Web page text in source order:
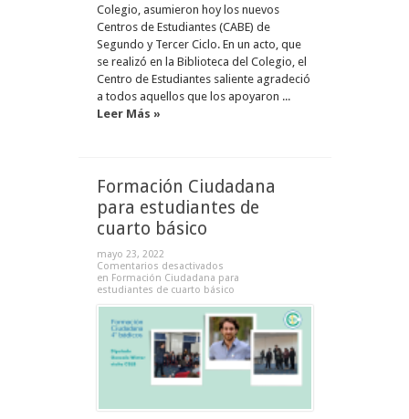
Colegio, asumieron hoy los nuevos
Centros de Estudiantes (CABE) de
Segundo y Tercer Ciclo. En un acto, que
se realizó en la Biblioteca del Colegio, el
Centro de Estudiantes saliente agradeció
a todos aquellos que los apoyaron ...
Leer Más »
Formación Ciudadana
para estudiantes de
cuarto básico
mayo 23, 2022
Comentarios desactivados
en Formación Ciudadana para
estudiantes de cuarto básico